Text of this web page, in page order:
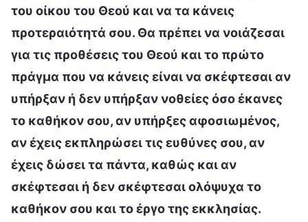
του οίκου του Θεού και να τα κάνεις
προτεραιότητά σου. Θα πρέπει να νοιάζεσαι
για τις προθέσεις του Θεού και το πρώτο
πράγμα που να κάνεις είναι να σκέφτεσαι αν
υπήρξαν ή δεν υπήρξαν νοθείες όσο έκανες
το καθήκον σου, αν υπήρξες αφοσιωμένος,
αν έχεις εκπληρώσει τις ευθύνες σου, αν
έχεις δώσει τα πάντα, καθώς και αν
σκέφτεσαι ή δεν σκέφτεσαι ολόψυχα το
καθήκον σου και το έργο της εκκλησίας.